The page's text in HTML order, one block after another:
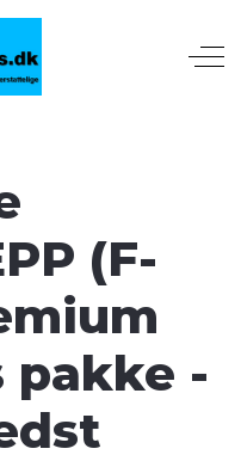
(F-
pakke -